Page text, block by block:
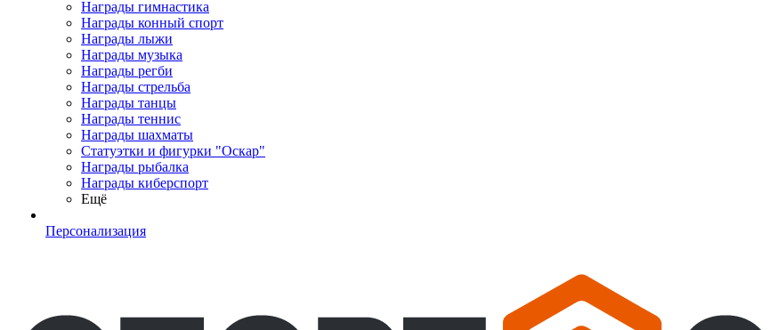
Награды гимнастика
Награды конный спорт
Награды лыжи
Награды музыка
Награды регби
Награды стрельба
Награды танцы
Награды теннис
Награды шахматы
Статуэтки и фигурки "Оскар"
Награды рыбалка
Награды киберспорт
Ещё
Персонализация